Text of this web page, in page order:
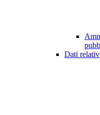
Dati